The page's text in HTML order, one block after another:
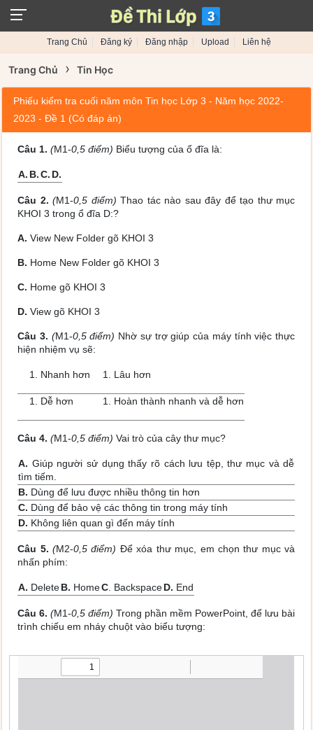
Trang Chủ Đăng ký Đăng nhập Upload Liên hệ
Trang Chủ › Tin Học
Phiếu kiểm tra cuối năm môn Tin học Lớp 3 - Năm học 2022-
2023 - Đề 1 (Có đáp án)
Câu 1.(M1-0,5 điểm) Biểu tượng của ổ đĩa là:
A. B. C. D.
Câu 2.(M1-0,5 điểm) Thao tác nào sau đây để tạo thư mục
KHOI 3 trong ổ đĩa D:?
A. View New Folder gõ KHOI 3
B. Home New Folder gõ KHOI 3
C. Home gõ KHOI 3
D. View gõ KHOI 3
Câu 3. (M1-0,5 điểm) Nhờ sự trợ giúp của máy tính việc thực
hiện nhiệm vụ sẽ:
Nhanh hơn Lâu hơn
Dễ hơn Hoàn thành nhanh và dễ hơn
Câu 4.(M1-0,5 điểm) Vai trò của cây thư mục?
A. Giúp người sử dụng thấy rõ cách lưu tệp, thư mục và dễ
tìm tiếm.
B. Dùng để lưu được nhiều thông tin hơn
C. Dùng để bảo vệ các thông tin trong máy tính
D. Không liên quan gì đến máy tính
Câu 5. (M2-0,5 điểm) Để xóa thư mục, em chọn thư mục và
nhấn phím:
A. DeleteB. HomeC . BackspaceD. End
Câu 6.(M1-0,5 điểm) Trong phần mềm PowerPoint, để lưu bài
trình chiếu em nháy chuột vào biểu tượng: